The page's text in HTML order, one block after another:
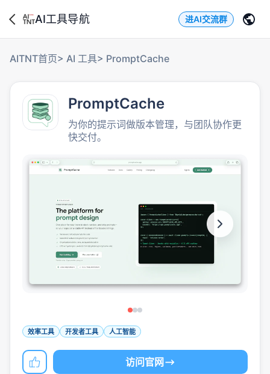
AI工具导航 进AI交流群
AITNT首页> AI 工具> PromptCache
PromptCache
为你的提示词做版本管理，与团队协作更
快交付。
效率工具 开发者工具 人工智能
访问官网